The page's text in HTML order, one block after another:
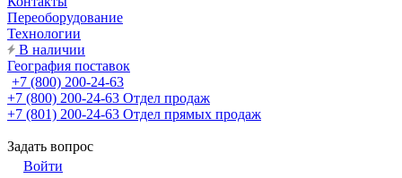
Переоборудование
Технологии
В наличии
География поставок
+7 (800) 200-24-63
+7 (800) 200-24-63 Отдел продаж
+7 (801) 200-24-63 Отдел прямых продаж
Задать вопрос
Войти